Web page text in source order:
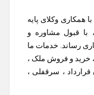
همکاری وکلای پایه
با قبول مشاوره و
رساند. خدمات ما
خرید و فروش ملک ،
، سرقفلی ،